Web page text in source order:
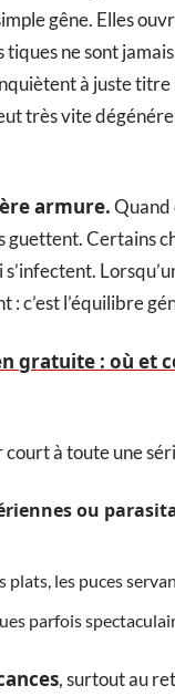
gêne. Elles
tiques ne sont
à juste
très vite
armure.Quand
Certains
: c’est l’équilibre
gratuite : où et
à toute une
ou
plats, les puces
parfois
, surtout au